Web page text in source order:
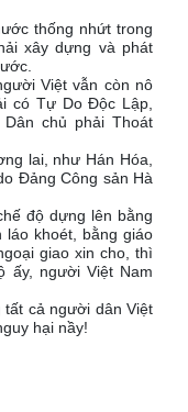
thống nhứt trong
xây dựng và phát
Việt vẫn còn nô
có Tự Do Độc Lập,
chủ phải Thoát
lai, như Hán Hóa,
Đảng Công sản Hà
độ dựng lên bằng
láo khoét, bằng giáo
giao xin cho, thì
ấy, người Việt Nam
cả người dân Việt
hại nầy!